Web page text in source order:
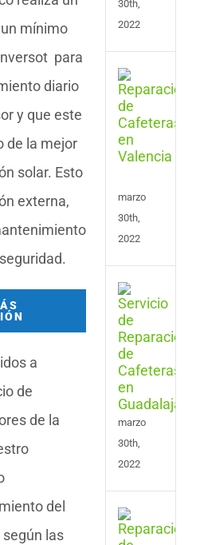
mínimo
para
diario
y que este
de la mejor
solar. Esto
externa,
a
de
de la
del
las
30th,
2022
de
de
en
marzo
30th,
2022
de
en
marzo
30th,
2022
de